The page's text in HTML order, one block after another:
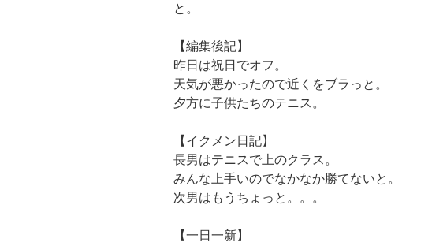
と。
【編集後記】
昨日は祝日でオフ。
天気が悪かったので近くをブラっと。
夕方に子供たちのテニス。
【イクメン日記】
長男はテニスで上のクラス。
みんな上手いのでなかなか勝てないと。
次男はもうちょっと。。。
【一日一新】